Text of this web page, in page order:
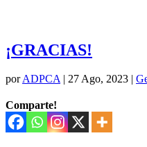
¡GRACIAS!
porADPCA| 27 Ago, 2023 |
Comparte!